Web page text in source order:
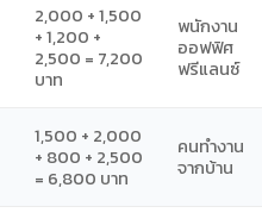
2,000 + 1,500
+ 1,200 +
2,500 = 7,200
บาท
พนักงาน
ออฟฟิศ
ฟรีแลนซ์
1,500 + 2,000
+ 800 + 2,500
= 6,800 บาท
คนทำงาน
จากบ้าน